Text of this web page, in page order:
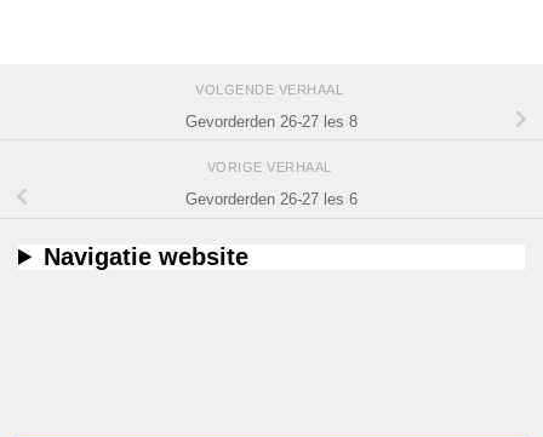
VOLGENDE VERHAAL
Gevorderden 26-27 les 8
VORIGE VERHAAL
Gevorderden 26-27 les 6
Navigatie website